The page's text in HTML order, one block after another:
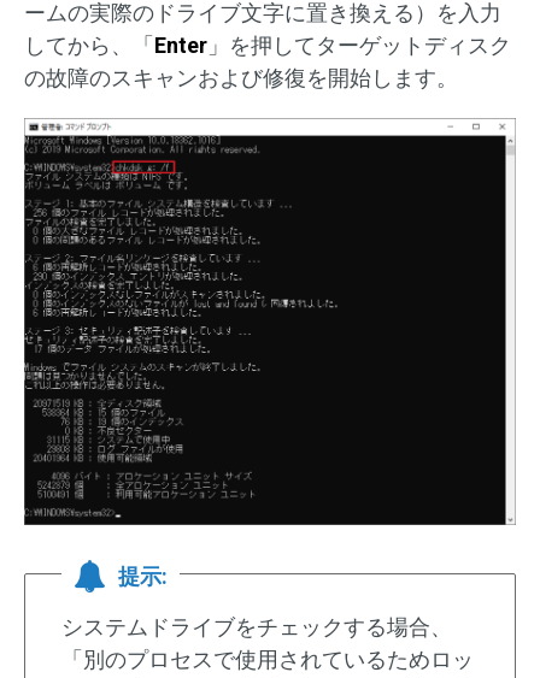
ームの実際のドライブ文字に置き換える）を入力
してから、「Enter 」を押してターゲットディスク
の故障のスキャンおよび修復を開始します。
提示:
システムドライブをチェックする場合、
「別のプロセスで使用されているためロッ